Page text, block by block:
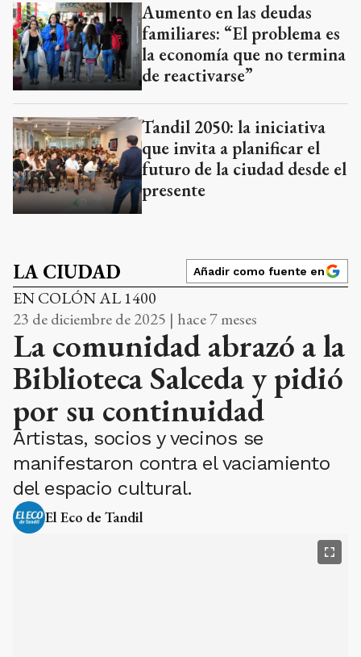
Aumento en las deudas
familiares: “El problema es
la economía que no termina
de reactivarse”
Tandil 2050: la iniciativa
que invita a planificar el
futuro de la ciudad desde el
presente
LA CIUDAD Añadir como fuente en
EN COLÓN AL 1400
23 de diciembre de 2025 | hace 7 meses
La comunidad abrazó a la
Biblioteca Salceda y pidió
por su continuidad
Artistas, socios y vecinos se
manifestaron contra el vaciamiento
del espacio cultural.
El Eco de Tandil